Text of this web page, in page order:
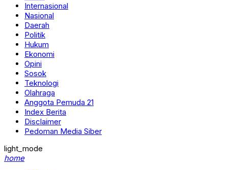
Internasional
Nasional
Daerah
Politik
Hukum
Ekonomi
Opini
Sosok
Teknologi
Olahraga
Anggota Pemuda 21
Index Berita
Disclaimer
Pedoman Media Siber
light_mode
home